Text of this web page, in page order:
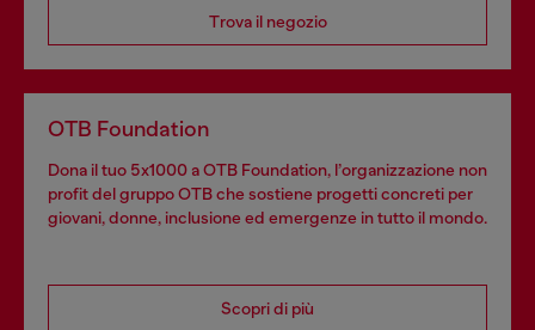
Trova il negozio
OTB Foundation
Dona il tuo 5x1000 a OTB Foundation, l’organizzazione non
profit del gruppo OTB che sostiene progetti concreti per
giovani, donne, inclusione ed emergenze in tutto il mondo.
Scopri di più